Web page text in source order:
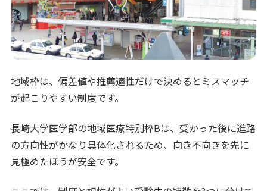
地域枠は、偏差値や推薦適性だけで決めるとミスマッチ
が起こりやすい制度です。
長崎大学医学部の地域医療特別枠Bは、受かった後に進路
の方向性がかなり具体化されるため、向き不向きを先に
見極めたほうが安全です。